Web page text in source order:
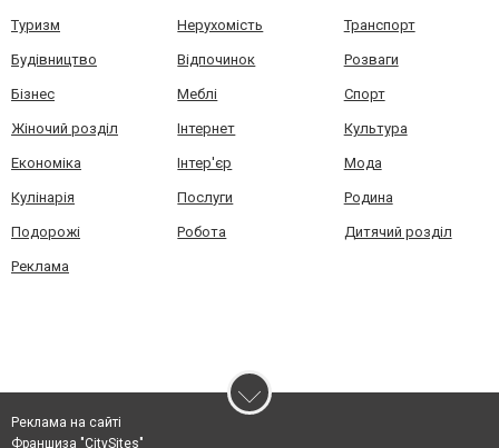
Туризм Нерухомість Транспорт
Будівництво Відпочинок Розваги
Бізнес Меблі Спорт
Жіночий розділ Інтернет Культура
Економіка Інтер'єр Мода
Кулінарія Послуги Родина
Подорожі Робота Дитячий розділ
Реклама
Реклама на сайті
Франшиза "CitySites"